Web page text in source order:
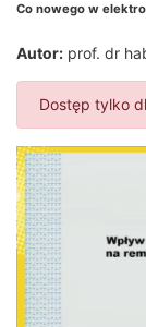
Co nowego w
Autor: prof. dr
Dostęp tylko